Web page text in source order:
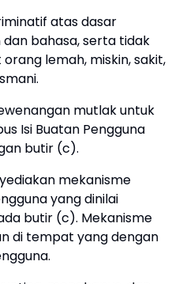
atas dasar
bahasa, serta tidak
lemah, miskin, sakit,
mutlak untuk
Isi Buatan Pengguna
butir (c).
mekanisme
yang dinilai
butir (c). Mekanisme
di tempat yang dengan